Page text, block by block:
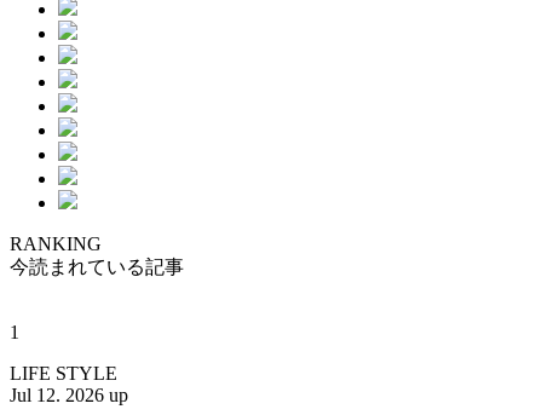
RANKING
今読まれている記事
1
LIFE STYLE
Jul 12. 2026 up